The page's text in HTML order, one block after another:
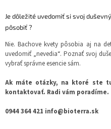
Je dôležité uvedomiť si svoj
pôsobiť ?
Nie. Bachove kvety pôsobia aj na
uvedomiť „nevedia“. Poznať svoj
vybrať správne esencie sám.
Ak máte otázky, na ktoré ste
kontaktovať. Radi vám poradíme.
0944 364 421 info@bioterra.sk